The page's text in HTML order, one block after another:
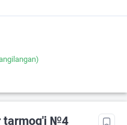
tarmog'i №4